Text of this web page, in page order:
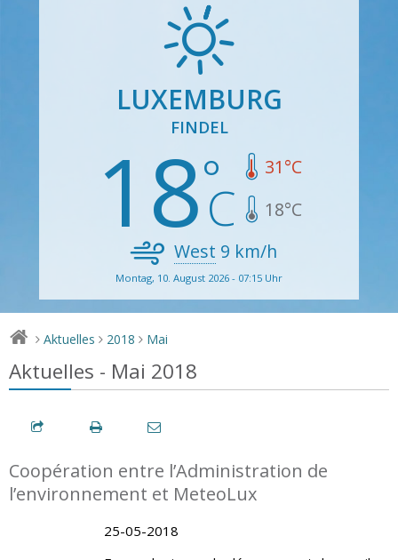
LUXEMBURG
FINDEL
18 31°C
18°C
West 9 km/h
Montag, 10. August 2026 - 07:15 Uhr
> Aktuelles > 2018 > Mai
Aktuelles - Mai 2018
Coopération entre l’Administration de
l’environnement et MeteoLux
25-05-2018